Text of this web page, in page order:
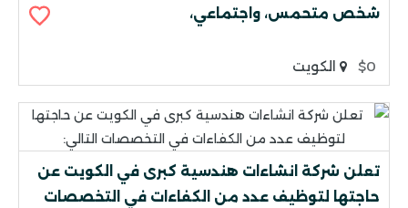
شخص متحمس، واجتماعي،
$0 الكويت
تعلن شركة انشاءات هندسية كبرى في الكويت عن
حاجتها لتوظيف عدد من الكفاءات في التخصصات